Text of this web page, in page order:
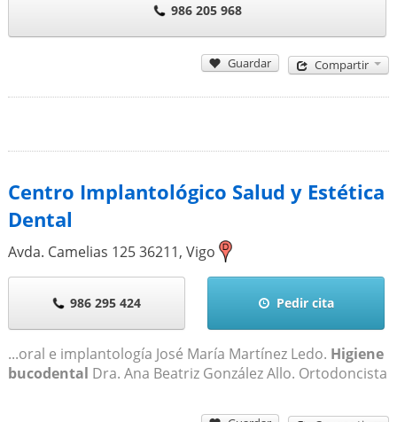
986 205 968
Guardar Compartir
Centro Implantológico Salud y Estética
Dental
Avda. Camelias 12536211, Vigo
986 295 424 Pedir cita
...oral e implantología José María Martínez Ledo. Higiene
bucodental Dra. Ana Beatriz González Allo. Ortodoncista